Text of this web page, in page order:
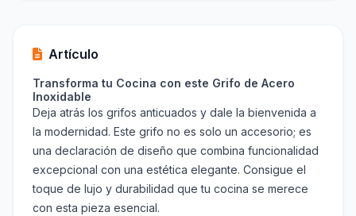
Artículo
Transforma tu Cocina con este Grifo de Acero
Inoxidable
Deja atrás los grifos anticuados y dale la bienvenida a
la modernidad. Este grifo no es solo un accesorio; es
una declaración de diseño que combina funcionalidad
excepcional con una estética elegante. Consigue el
toque de lujo y durabilidad que tu cocina se merece
con esta pieza esencial.